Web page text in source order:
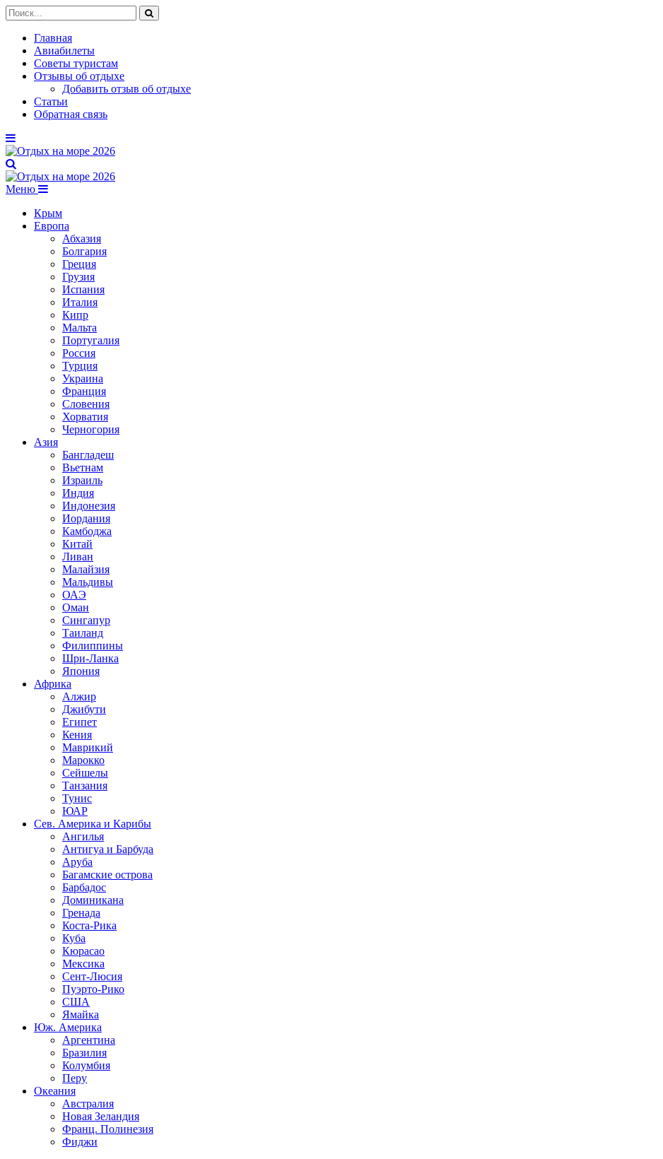
Главная
Авиабилеты
Советы туристам
Отзывы об отдыхе
Добавить отзыв об отдыхе
Статьи
Обратная связь
Меню
Крым
Европа
Абхазия
Болгария
Греция
Грузия
Испания
Италия
Кипр
Мальта
Португалия
Россия
Турция
Украина
Франция
Словения
Хорватия
Черногория
Азия
Бангладеш
Вьетнам
Израиль
Индия
Индонезия
Иордания
Камбоджа
Китай
Ливан
Малайзия
Мальдивы
ОАЭ
Оман
Сингапур
Таиланд
Филиппины
Шри-Ланка
Япония
Африка
Алжир
Джибути
Египет
Кения
Маврикий
Марокко
Сейшелы
Танзания
Тунис
ЮАР
Сев. Америка и Карибы
Ангилья
Антигуа и Барбуда
Аруба
Багамские острова
Барбадос
Доминикана
Гренада
Коста-Рика
Куба
Кюрасао
Мексика
Сент-Люсия
Пуэрто-Рико
США
Ямайка
Юж. Америка
Аргентина
Бразилия
Колумбия
Перу
Океания
Австралия
Новая Зеландия
Франц. Полинезия
Фиджи